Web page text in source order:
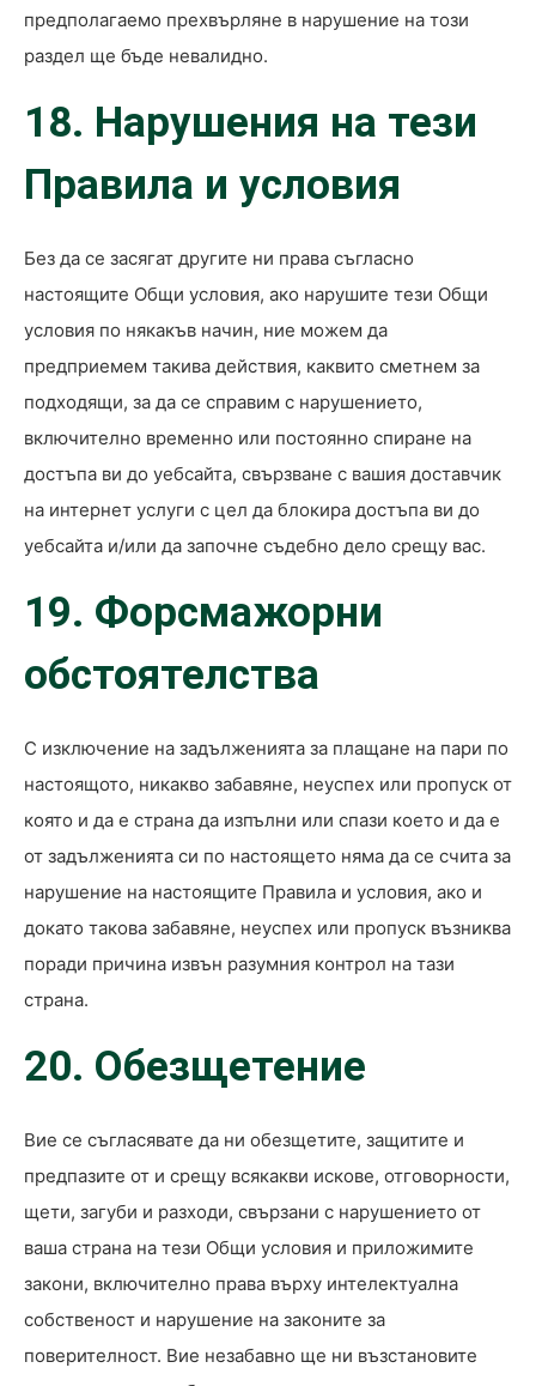
предполагаемо прехвърляне в нарушение на този
раздел ще бъде невалидно.
18. Нарушения на тези
Правила и условия
Без да се засягат другите ни права съгласно
настоящите Общи условия, ако нарушите тези Общи
условия по някакъв начин, ние можем да
предприемем такива действия, каквито сметнем за
подходящи, за да се справим с нарушението,
включително временно или постоянно спиране на
достъпа ви до уебсайта, свързване с вашия доставчик
на интернет услуги с цел да блокира достъпа ви до
уебсайта и/или да започне съдебно дело срещу вас.
19. Форсмажорни
обстоятелства
С изключение на задълженията за плащане на пари по
настоящото, никакво забавяне, неуспех или пропуск от
която и да е страна да изпълни или спази което и да е
от задълженията си по настоящето няма да се счита за
нарушение на настоящите Правила и условия, ако и
докато такова забавяне, неуспех или пропуск възниква
поради причина извън разумния контрол на тази
страна.
20. Обезщетение
Вие се съгласявате да ни обезщетите, защитите и
предпазите от и срещу всякакви искове, отговорности,
щети, загуби и разходи, свързани с нарушението от
ваша страна на тези Общи условия и приложимите
закони, включително права върху интелектуална
собственост и нарушение на законите за
поверителност. Вие незабавно ще ни възстановите